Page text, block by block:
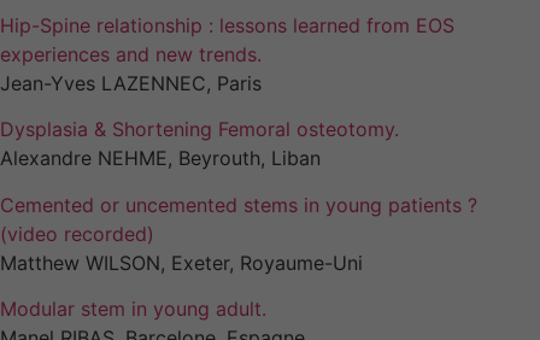
Hip-Spine relationship : lessons learned from EOS
experiences and new trends.
Jean-Yves LAZENNEC, Paris
Dysplasia & Shortening Femoral osteotomy.
Alexandre NEHME, Beyrouth, Liban
Cemented or uncemented stems in young patients ?
(video recorded)
Matthew WILSON, Exeter, Royaume-Uni
Modular stem in young adult.